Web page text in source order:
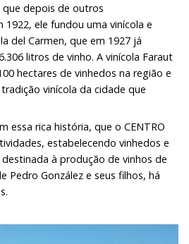
que depois de outros
ele fundou uma vinícola e
del Carmen, que em 1927 já
litros de vinho. A vinícola Faraut
hectares de vinhedos na região e
vinícola da cidade que
essa rica história, que o CENTRO
estabelecendo vinhedos e
à produção de vinhos de
Pedro González e seus filhos, há